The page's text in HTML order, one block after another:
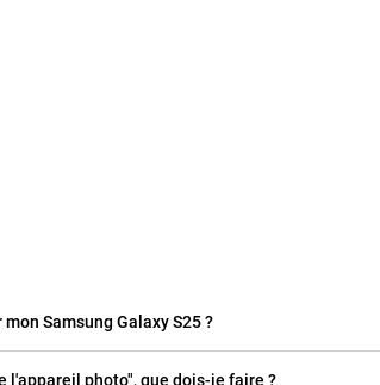
Samsung Galaxy S25 ?
l'appareil photo", que dois-je faire ?